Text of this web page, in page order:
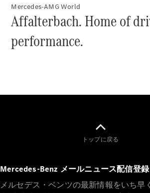
All Coupé
CLE Coupé
Mercedes-
AMG GT
Coupé
オンライン
ショールー
Mercedes-AMG World
Affalterbach. Home of
performance.
トップに戻る
Mercedes-Benz メールニュース配信登録
メルセデス・ベンツの最新情報をいち早